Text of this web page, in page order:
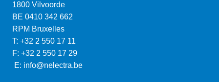
1800 Vilvoorde
BE 0410 342 662
RPM Bruxelles
T: +32 2 550 17 11
F: +32 2 550 17 29
E: info@nelectra.be